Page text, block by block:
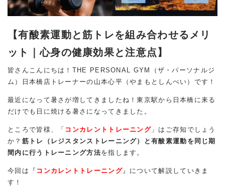
【有酸素運動と筋トレを組み合わせるメリ
ット｜心身の健康効果と注意点】
皆さんこんにちは！THE PERSONAL GYM（ザ・パーソナルジ
ム）日本橋店トレーナーの山本心平（やまもとしんぺい）です！
最近になって暑さが増してきましたね！東京駅から日本橋に来る
だけでも日に焼ける暑さになってきました。
ところで皆様、「 コンカレントトレーニング 」はご存知でしょう
か？ 筋トレ（レジスタンストレーニング）と有酸素運動を同じ期
間内に行うトレーニング方法を指します。
今回は『 コンカレントトレーニング』について解説していきま
す！